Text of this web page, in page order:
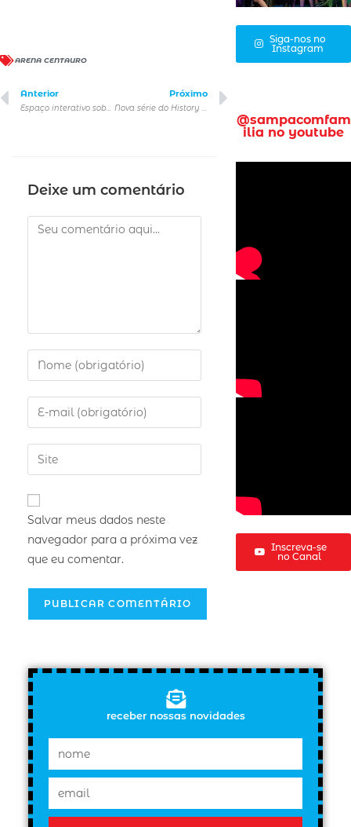
ARENA CENTAURO
Anterior Próximo
Deixe um comentário
Salvar meus dados neste
navegador para a próxima vez
que eu comentar.
Siga-nos no
Instagram
@sampacomfam
ilia no youtube
Inscreva-se
no Canal
receber nossas novidades